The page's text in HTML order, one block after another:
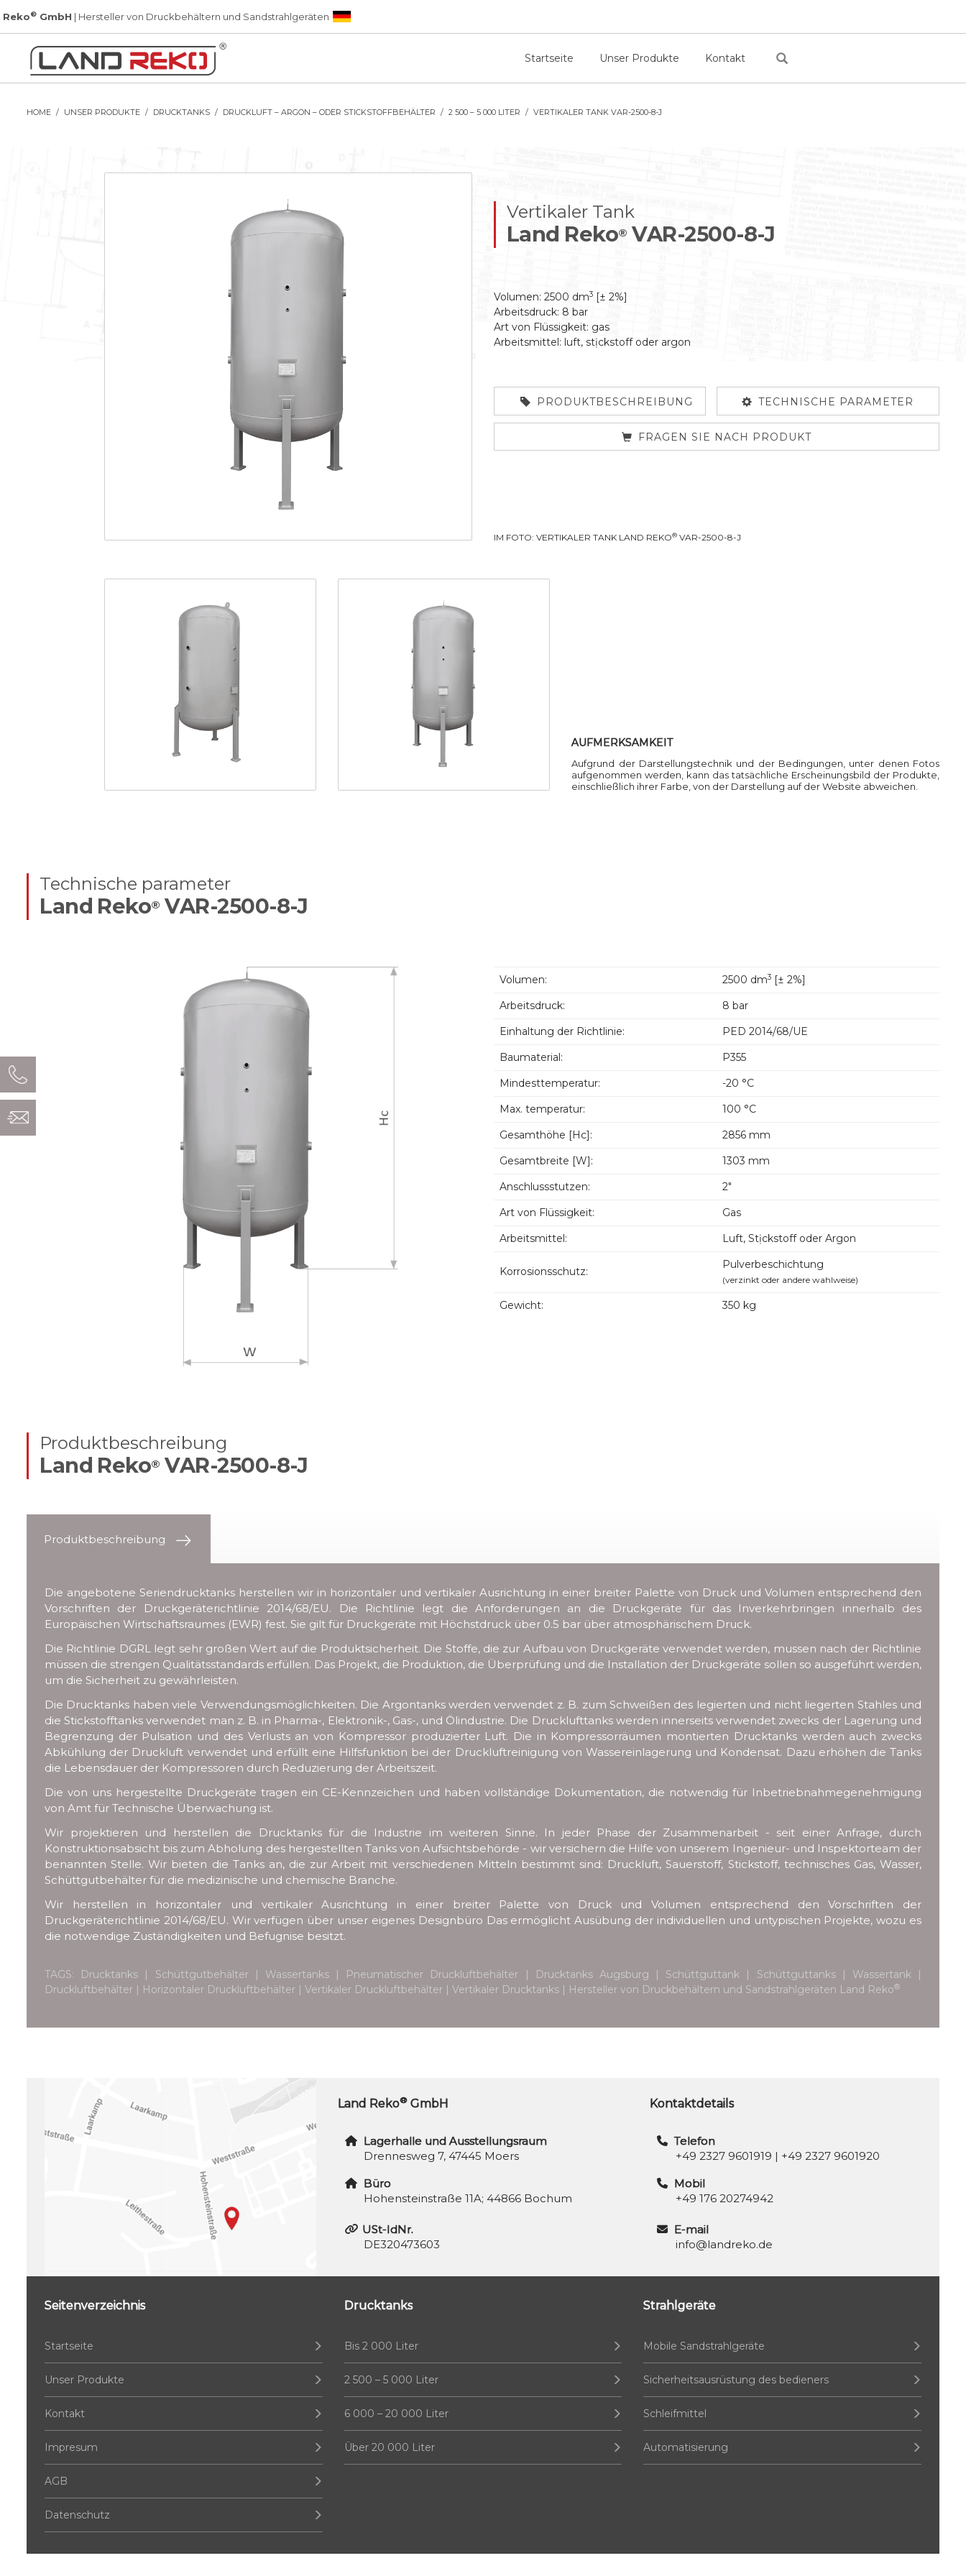
Reko® GmbH | Hersteller von Druckbehältern und Sandstrahlgeräten
Startseite Unser Produkte Kontakt
HOME UNSER PRODUKTE DRUCKTANKS DRUCKLUFT – ARGON – ODER STICKSTOFFBEHÄLTER 2 500 – 5 000 LITER VERTIKALER TANK VAR-2500-8-J
Vertikaler Tank
Land Reko® VAR-2500-8-J
Volumen: 2500 dm3[± 2%]
Arbeitsdruck: 8 bar
Art von Flüssigkeit: gas
Arbeitsmittel: luft, stịckstoff oder argon
PRODUKTBESCHREIBUNG TECHNISCHE PARAMETER
FRAGEN SIE NACH PRODUKT
IM FOTO: VERTIKALER TANK LAND REKO®VAR-2500-8-J
AUFMERKSAMKEIT
Aufgrund der Darstellungstechnik und der Bedingungen, unter denen Fotos
aufgenommen werden, kann das tatsächliche Erscheinungsbild der Produkte,
einschließlich ihrer Farbe, von der Darstellung auf der Website abweichen.
Technische parameter
Land Reko® VAR-2500-8-J
Volumen: 2500 dm3[± 2%]
Arbeitsdruck:
8 bar
Einhaltung der Richtlinie:
PED 2014/68/UE
Baumaterial:
P355
Mindesttemperatur:
-20 °C
Max. temperatur:
100 °C
Gesamthöhe [Hc]:
2856 mm
Gesamtbreite [W]:
1303 mm
Anschlussstutzen:
2"
Art von Flüssigkeit:
Gas
Arbeitsmittel:
Luft, Stịckstoff oder Argon
Korrosionsschutz:
Pulverbeschichtung
(verzinkt oder andere wahlweise)
Gewicht: 350 kg
Produktbeschreibung
Land Reko® VAR-2500-8-J
Produktbeschreibung
Die angebotene Seriendrucktanks herstellen wir in horizontaler und vertikaler Ausrichtung in einer breiter Palette von Druck und Volumen entsprechend den
Vorschriften der Druckgeräterichtlinie 2014/68/EU. Die Richtlinie legt die Anforderungen an die Druckgeräte für das Inverkehrbringen innerhalb des
Europäischen Wirtschaftsraumes (EWR) fest. Sie gilt für Druckgeräte mit Höchstdruck über 0.5 bar über atmosphärischem Druck.
Die Richtlinie DGRL legt sehr großen Wert auf die Produktsicherheit. Die Stoffe, die zur Aufbau von Druckgeräte verwendet werden, mussen nach der Richtlinie
müssen die strengen Qualitätsstandards erfüllen. Das Projekt, die Produktion, die Überprüfung und die Installation der Druckgeräte sollen so ausgeführt werden,
um die Sicherheit zu gewährleisten.
Die Drucktanks haben viele Verwendungsmöglichkeiten. Die Argontanks werden verwendet z. B. zum Schweißen des legierten und nicht liegerten Stahles und
die Stickstofftanks verwendet man z. B. in Pharma-, Elektronik-, Gas-, und Ölindustrie. Die Drucklufttanks werden innerseits verwendet zwecks der Lagerung und
Begrenzung der Pulsation und des Verlusts an von Kompressor produzierter Luft. Die in Kompressorräumen montierten Drucktanks werden auch zwecks
Abkühlung der Druckluft verwendet und erfüllt eine Hilfsfunktion bei der Druckluftreinigung von Wassereinlagerung und Kondensat. Dazu erhöhen die Tanks
die Lebensdauer der Kompressoren durch Reduzierung der Arbeitszeit.
Die von uns hergestellte Druckgeräte tragen ein CE-Kennzeichen und haben vollständige Dokumentation, die notwendig für Inbetriebnahmegenehmigung
von Amt für Technische Überwachung ist.
Wir projektieren und herstellen die Drucktanks für die Industrie im weiteren Sinne. In jeder Phase der Zusammenarbeit - seit einer Anfrage, durch
Konstruktionsabsicht bis zum Abholung des hergestellten Tanks von Aufsichtsbehörde - wir versichern die Hilfe von unserem Ingenieur- und Inspektorteam der
benannten Stelle. Wir bieten die Tanks an, die zur Arbeit mit verschiedenen Mitteln bestimmt sind: Druckluft, Sauerstoff, Stickstoff, technisches Gas, Wasser,
Schüttgutbehälter für die medizinische und chemische Branche.
Wir herstellen in horizontaler und vertikaler Ausrichtung in einer breiter Palette von Druck und Volumen entsprechend den Vorschriften der
Druckgeräterichtlinie 2014/68/EU. Wir verfügen über unser eigenes Designbüro Das ermöglicht Ausübung der individuellen und untypischen Projekte, wozu es
die notwendige Zuständigkeiten und Befugnise besitzt.
TAGS: Drucktanks | Schüttgutbehälter | Wassertanks | Pneumatischer Druckluftbehälter | Drucktanks Augsburg | Schüttguttank | Schüttguttanks | Wassertank |
Druckluftbehälter | Horizontaler Druckluftbehälter | Vertikaler Druckluftbehälter | Vertikaler Drucktanks | Hersteller von Druckbehältern und Sandstrahlgeräten Land Reko®
Land Reko® GmbH
Lagerhalle und Ausstellungsraum
Drennesweg 7, 47445 Moers
Büro
Hohensteinstraße 11A; 44866 Bochum
USt-IdNr.
DE320473603
Kontaktdetails
Telefon
+49 2327 9601919 | +49 2327 9601920
Mobil
+49 176 20274942
E-mail
info@landreko.de
Seitenverzeichnis
Startseite
Unser Produkte
Kontakt
Impresum
AGB
Datenschutz
Drucktanks
Bis 2 000 Liter
2 500 – 5 000 Liter
6 000 – 20 000 Liter
Über 20 000 Liter
Strahlgeräte
Mobile Sandstrahlgeräte
Sicherheitsausrüstung des bedieners
Schleifmittel
Automatisierung